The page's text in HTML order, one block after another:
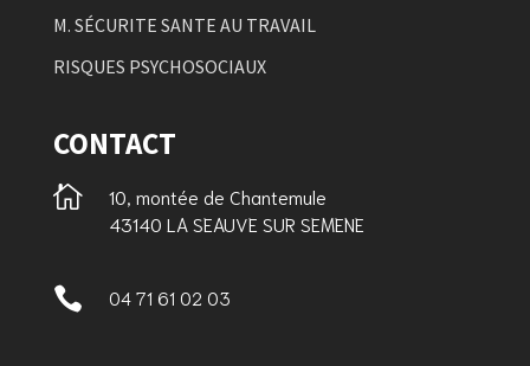
M. SÉCURITE SANTE AU TRAVAIL
RISQUES PSYCHOSOCIAUX
CONTACT

10, montée de Chantemule
43140 LA SEAUVE SUR SEMENE
 04 71 61 02 03